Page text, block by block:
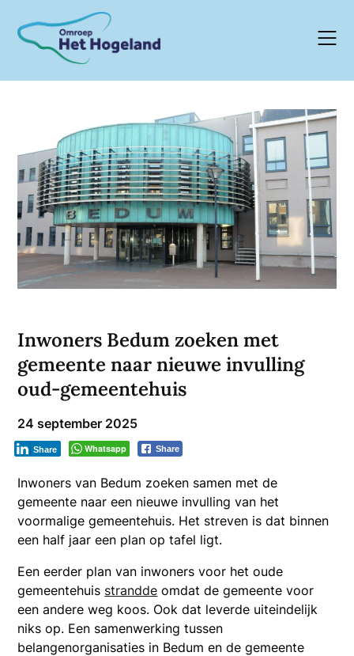
content
Inwoners Bedum zoeken met
gemeente naar nieuwe invulling
oud-gemeentehuis
24 september 2025
Whatsapp Share
Share
Inwoners van Bedum zoeken samen met de
gemeente naar een nieuwe invulling van het
voormalige gemeentehuis. Het streven is dat binnen
een half jaar een plan op tafel ligt.
Een eerder plan van inwoners voor het oude
gemeentehuis strandde omdat de gemeente voor
een andere weg koos. Ook dat leverde uiteindelijk
niks op. Een samenwerking tussen
belangenorganisaties in Bedum en de gemeente